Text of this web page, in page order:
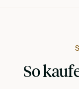
Nederlands
So